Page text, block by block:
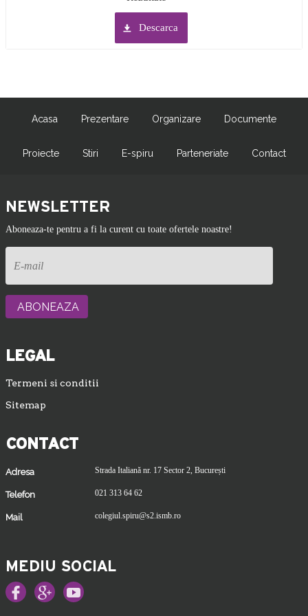
Descarca
Acasa Prezentare Organizare Documente
Proiecte Stiri E-spiru Parteneriate Contact
NEWSLETTER
Aboneaza-te pentru a fi la curent cu toate ofertele noastre!
LEGAL
Termeni si conditii
Sitemap
CONTACT
Adresa Strada Italiană nr. 17 Sector 2, București
Telefon 021 313 64 62
Mail colegiul.spiru@s2.ismb.ro
MEDIU SOCIAL